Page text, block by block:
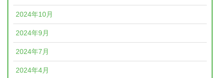
2024年10月
2024年9月
2024年7月
2024年4月